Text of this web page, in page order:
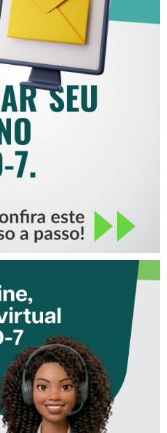
SEU E-
7
A ‘ALINE’,
VIRTUAL DO
7